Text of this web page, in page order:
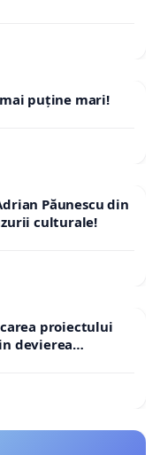
puține mari!
Păunescu din
culturale!
proiectului
devierea